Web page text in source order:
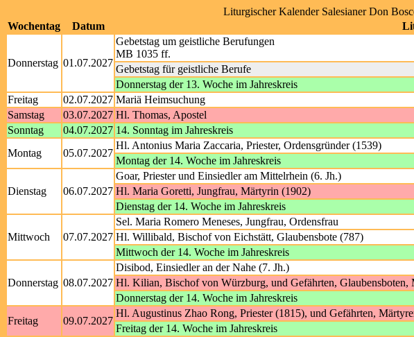
Liturgischer Kalender Salesianer Don
Wochentag
Datum
Donnerstag 01.07.2027
Gebetstag um geistliche Berufungen
MB 1035 ff.
Gebetstag für geistliche Berufe
Donnerstag der 13. Woche im Jahreskreis
Freitag
02.07.2027 Mariä Heimsuchung
Samstag
03.07.2027 Hl. Thomas, Apostel
Sonntag
04.07.2027 14. Sonntag im Jahreskreis
Montag
05.07.2027
Hl. Antonius Maria Zaccaria, Priester, Ordensgründer (1539)
Montag der 14. Woche im Jahreskreis
Dienstag 06.07.2027
Goar, Priester und Einsiedler am Mittelrhein (6. Jh.)
Hl. Maria Goretti, Jungfrau, Märtyrin (1902)
Dienstag der 14. Woche im Jahreskreis
Mittwoch 07.07.2027
Sel. Maria Romero Meneses, Jungfrau, Ordensfrau
Hl. Willibald, Bischof von Eichstätt, Glaubensbote (787)
Mittwoch der 14. Woche im Jahreskreis
Donnerstag 08.07.2027
Disibod, Einsiedler an der Nahe (7. Jh.)
Hl. Kilian, Bischof von Würzburg, und Gefährten, Glaubensboten,
Donnerstag der 14. Woche im Jahreskreis
Freitag
09.07.2027
Hl. Augustinus Zhao Rong, Priester (1815), und Gefährten,
Freitag der 14. Woche im Jahreskreis